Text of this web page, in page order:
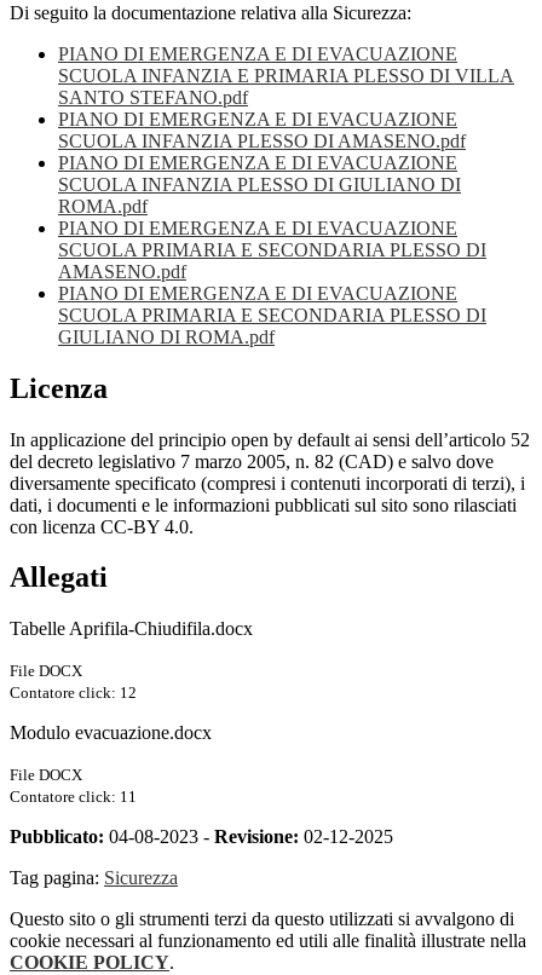
Di seguito la documentazione relativa alla Sicurezza:
PIANO DI EMERGENZA E DI EVACUAZIONE
SCUOLA INFANZIA E PRIMARIA PLESSO DI VILLA
SANTO STEFANO.pdf
PIANO DI EMERGENZA E DI EVACUAZIONE
SCUOLA INFANZIA PLESSO DI AMASENO.pdf
PIANO DI EMERGENZA E DI EVACUAZIONE
SCUOLA INFANZIA PLESSO DI GIULIANO DI
ROMA.pdf
PIANO DI EMERGENZA E DI EVACUAZIONE
SCUOLA PRIMARIA E SECONDARIA PLESSO DI
AMASENO.pdf
PIANO DI EMERGENZA E DI EVACUAZIONE
SCUOLA PRIMARIA E SECONDARIA PLESSO DI
GIULIANO DI ROMA.pdf
Licenza
In applicazione del principio open by default ai sensi dell’articolo 52
del decreto legislativo 7 marzo 2005, n. 82 (CAD) e salvo dove
diversamente specificato (compresi i contenuti incorporati di terzi), i
dati, i documenti e le informazioni pubblicati sul sito sono rilasciati
con licenza CC-BY 4.0.
Allegati
Tabelle Aprifila-Chiudifila.docx
File DOCX
Contatore click: 12
Modulo evacuazione.docx
File DOCX
Contatore click: 11
Pubblicato: 04-08-2023 - Revisione: 02-12-2025
Tag pagina: Sicurezza
Questo sito o gli strumenti terzi da questo utilizzati si avvalgono di
cookie necessari al funzionamento ed utili alle finalità illustrate nella
COOKIE POLICY.